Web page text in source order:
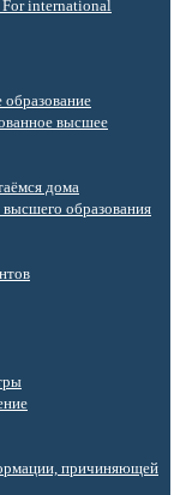
international
образование
высшее
дома
образования
причиняющей